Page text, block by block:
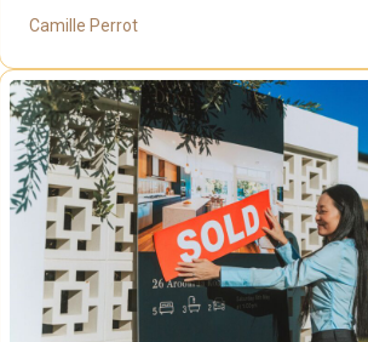
Camille Perrot